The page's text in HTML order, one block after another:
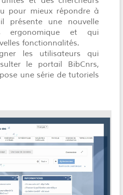
pour mieux répondre à
présente une nouvelle
ergonomique et qui
fonctionnalités.
les utilisateurs qui
le portail BibCnrs,
une série de tutoriels